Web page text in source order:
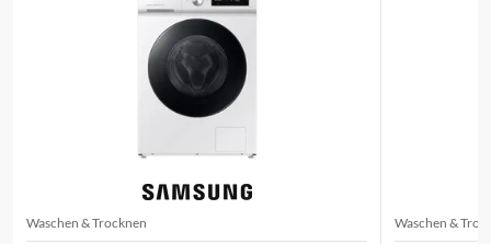
Waschen & Trocknen Waschen &